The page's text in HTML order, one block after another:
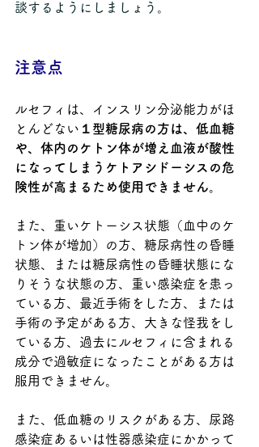
談するようにしましょう。
注意点
ルセフィは、インスリン分泌能力がほ
とんどない １型糖尿病の方は、低血糖
や、体内のケトン体が増え血液が酸性
になってしまう ケトアシドーシスの危
険性が高まるため使用できません。
また、重いケトーシス状態（血中のケ
トン体が増加）の方、糖尿病性の昏睡
状態、または糖尿病性の昏睡状態にな
りそうな状態の方、重い感染症を患っ
ている方、最近手術をした方、または
手術の予定がある方、大きな怪我をし
ている方、過去にルセフィに含まれる
成分で過敏症になったことがある方は
服用できません。
また、低血糖のリスクがある方、尿路
感染症あるいは性器感染症にかかって